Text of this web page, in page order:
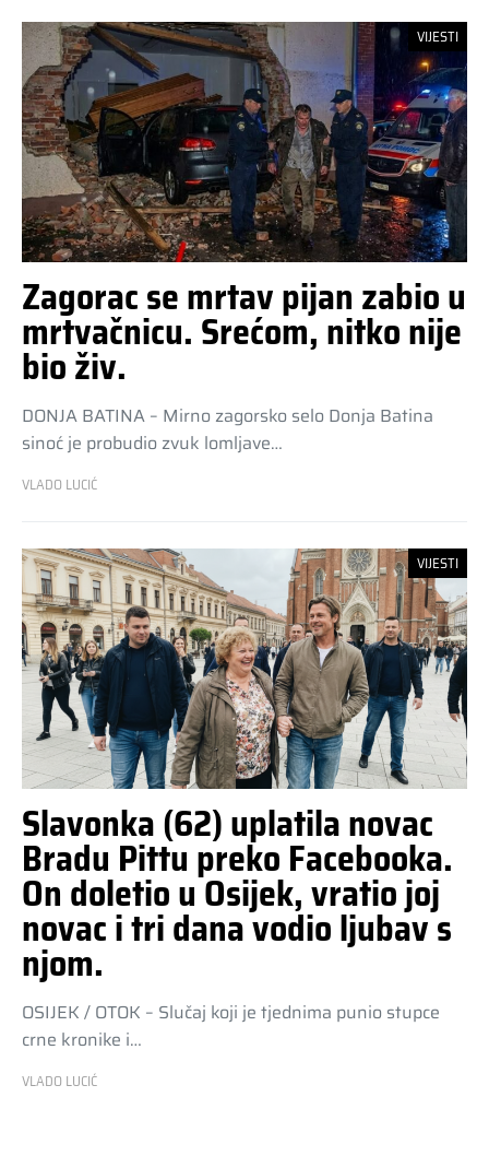
VIJESTI
Zagorac se mrtav pijan zabio u
mrtvačnicu. Srećom, nitko nije
bio živ.
DONJA BATINA – Mirno zagorsko selo Donja Batina
sinoć je probudio zvuk lomljave…
VLADO LUCIĆ
VIJESTI
Slavonka (62) uplatila novac
Bradu Pittu preko Facebooka.
On doletio u Osijek, vratio joj
novac i tri dana vodio ljubav s
njom.
OSIJEK / OTOK – Slučaj koji je tjednima punio stupce
crne kronike i…
VLADO LUCIĆ